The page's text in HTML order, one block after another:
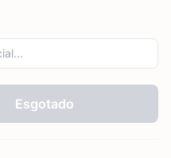
Esgotado